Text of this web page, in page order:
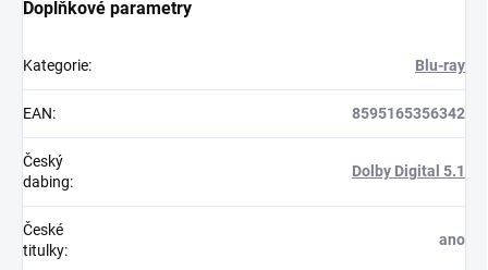
Doplňkové parametry
Kategorie: Blu-ray
EAN: 8595165356342
Český
dabing:
Dolby Digital 5.1
České
titulky:
ano